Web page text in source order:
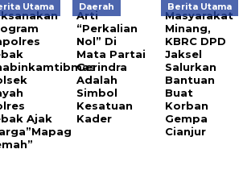
Utama
Ajak
Daerah
Arti
“Perkalian
Nol” Di
Mata Partai
Gerindra
Adalah
Simbol
Kesatuan
Kader
Berita Utama
Masyarakat
Minang,
KBRC DPD
Jaksel
Salurkan
Bantuan
Buat
Korban
Gempa
Cianjur